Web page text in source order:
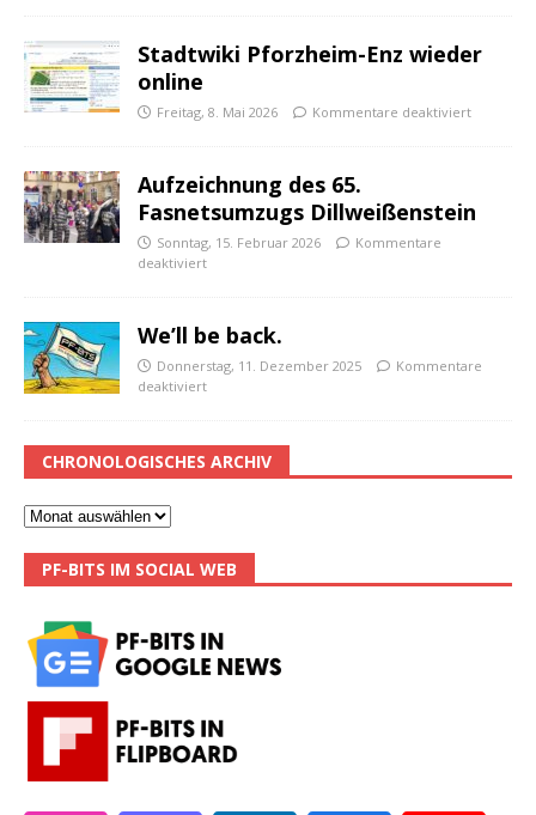
Stadtwiki Pforzheim-Enz wieder
online
Freitag, 8. Mai 2026 Kommentare deaktiviert
Aufzeichnung des 65.
Fasnetsumzugs Dillweißenstein
Sonntag, 15. Februar 2026
Kommentare
deaktiviert
We’ll be back.
Donnerstag, 11. Dezember 2025
Kommentare
deaktiviert
CHRONOLOGISCHES ARCHIV
PF-BITS IM SOCIAL WEB